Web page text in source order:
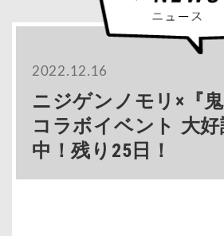
2022.12.16
ニジゲンノモリ×『鬼
コラボイベント 大好
中！残り25日！